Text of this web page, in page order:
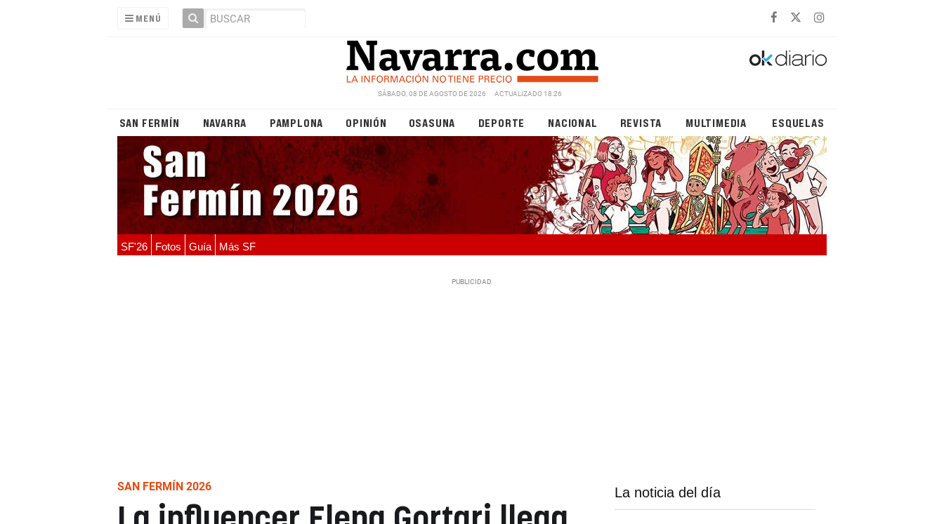
MENÚ
SÁBADO, 08 DE AGOSTO DE 2026 ACTUALIZADO 18:26
SAN FERMÍN NAVARRA PAMPLONA OPINIÓN OSASUNA DEPORTE NACIONAL REVISTA MULTIMEDIA ESQUELAS
SF'26 Fotos Guía Más SF
SAN FERMÍN 2026 La noticia del día